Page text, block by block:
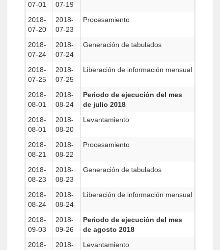
07-01
07-19
2018-
07-20
2018-
07-23
Procesamiento
2018-
07-24
2018-
07-24
Generación de tabulados
2018-
07-25
2018-
07-25
Liberación de información mensual
2018-
08-01
2018-
08-24
Periodo de ejecución del mes
de julio 2018
2018-
08-01
2018-
08-20
Levantamiento
2018-
08-21
2018-
08-22
Procesamiento
2018-
08-23
2018-
08-23
Generación de tabulados
2018-
08-24
2018-
08-24
Liberación de información mensual
2018-
09-03
2018-
09-26
Periodo de ejecución del mes
de agosto 2018
2018-
2018-
Levantamiento